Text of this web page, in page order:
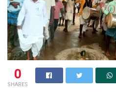
0
SHARES